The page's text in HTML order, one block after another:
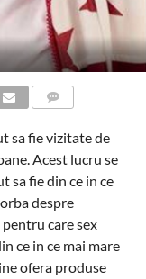
sa fie vizitate de
Acest lucru se
sa fie din ce in ce
despre
care sex
ce in ce mai mare
ofera produse